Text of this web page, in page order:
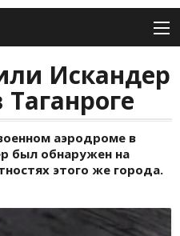
Искандер
аэродроме в
был обнаружен на
этого же города.